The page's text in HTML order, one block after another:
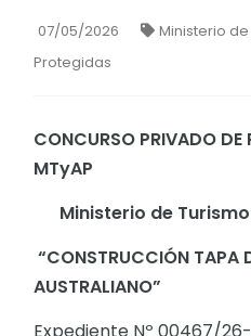
07/05/2026
Ministerio
Protegidas
CONCURSO PRIVADO
MTyAP
Ministerio de
“CONSTRUCCIÓN TAPA
AUSTRALIANO”